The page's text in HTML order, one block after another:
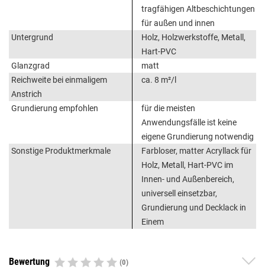
tragfähigen Altbeschichtungen
für außen und innen
Untergrund
Holz, Holzwerkstoffe, Metall,
Hart-PVC
Glanzgrad
matt
Reichweite bei einmaligem
Anstrich
ca. 8 m²/l
Grundierung empfohlen
für die meisten
Anwendungsfälle ist keine
eigene Grundierung notwendig
Sonstige Produktmerkmale
Farbloser, matter Acryllack für
Holz, Metall, Hart-PVC im
Innen- und Außenbereich,
universell einsetzbar,
Grundierung und Decklack in
Einem
Bewertung (0)